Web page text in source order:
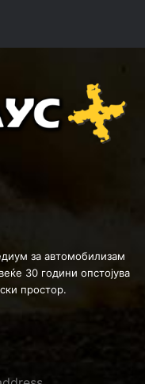
за автомобилизам
30 години опстојува
простор.